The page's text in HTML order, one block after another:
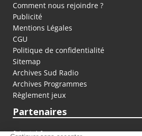
Comment nous rejoindre ?
Publicité
Mentions Légales
CGU
Politique de confidentialité
Sitemap
Archives Sud Radio
Archives Programmes
Règlement jeux
Partenaires
fiducial.fr